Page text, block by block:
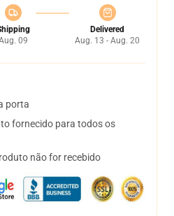
09
Delivered
Aug. 13 - Aug. 20
porta
fornecido para todos os
não for recebido